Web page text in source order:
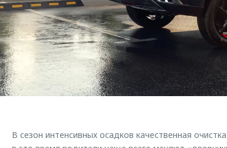
В сезон интенсивных осадков качественная